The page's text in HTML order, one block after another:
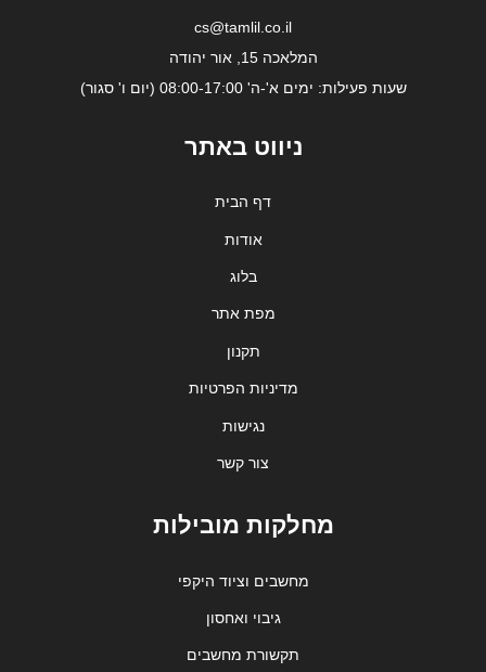
cs@tamlil.co.il
המלאכה 15, אור יהודה
שעות פעילות: ימים א'-ה' 08:00-17:00 (יום ו' סגור)
ניווט באתר
דף הבית
אודות
בלוג
מפת אתר
תקנון
מדיניות הפרטיות
נגישות
צור קשר
מחלקות מובילות
מחשבים וציוד היקפי
גיבוי ואחסון
תקשורת מחשבים